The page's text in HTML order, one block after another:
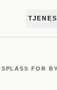
FOR